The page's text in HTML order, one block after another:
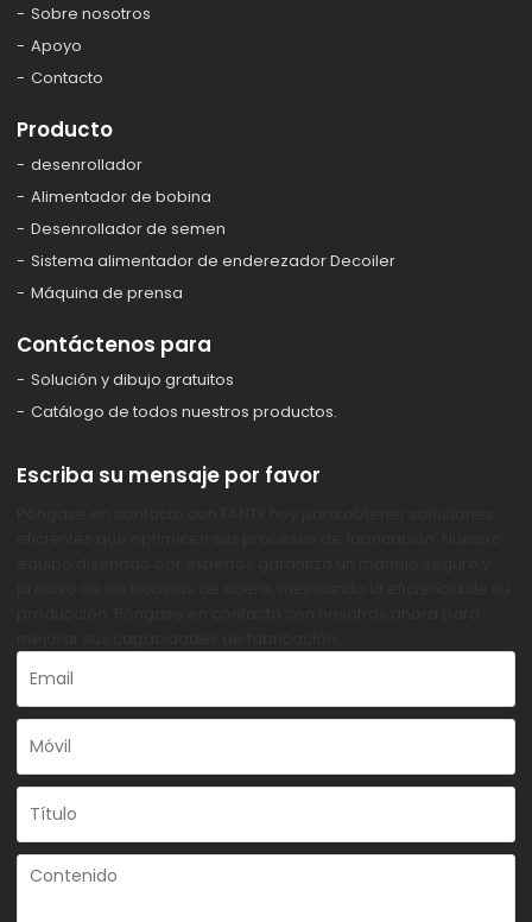
Sobre nosotros
Apoyo
Contacto
Producto
desenrollador
Alimentador de bobina
Desenrollador de semen
Sistema alimentador de enderezador Decoiler
Máquina de prensa
Contáctenos para
Solución y dibujo gratuitos
Catálogo de todos nuestros productos.
Escriba su mensaje por favor